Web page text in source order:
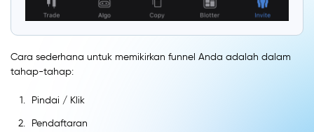
Cara sederhana untuk memikirkan funnel Anda adalah dalam
tahap-tahap:
Pindai / Klik
Pendaftaran